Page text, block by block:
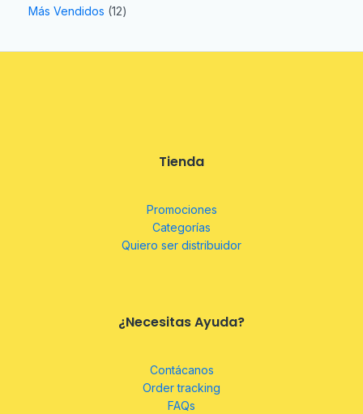
Más Vendidos 12
Tienda
Promociones
Categorías
Quiero ser distribuidor
¿Necesitas Ayuda?
Contácanos
Order tracking
FAQs